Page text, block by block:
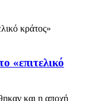
«επιτελικό